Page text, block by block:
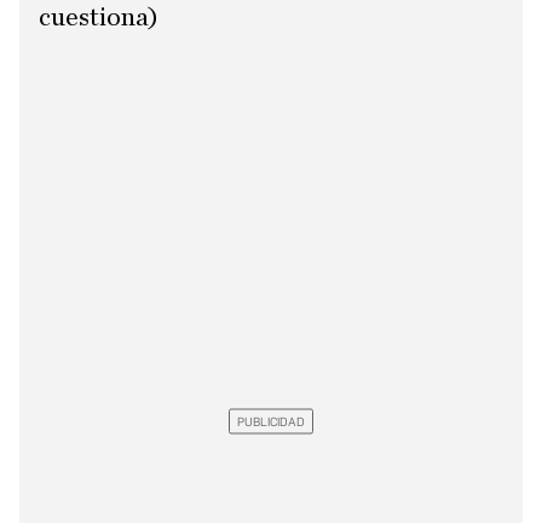
cuestiona)